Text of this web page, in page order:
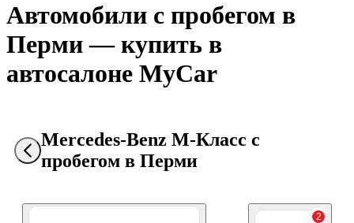
Автомобили с пробегом в
Перми — купить в
автосалоне MyCar
Mercedes‑Benz M‑Класс с
пробегом в Перми
2